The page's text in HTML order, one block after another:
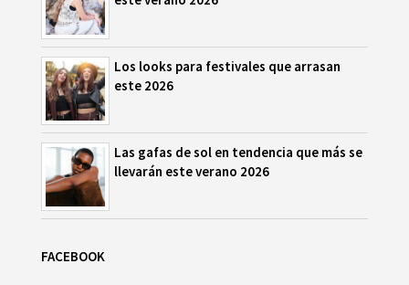
Los looks para festivales que arrasan
este 2026
Las gafas de sol en tendencia que más se
llevarán este verano 2026
FACEBOOK